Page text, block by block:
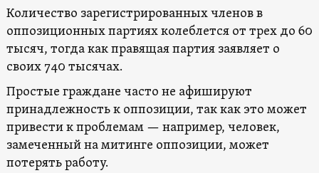
Количество зарегистрированных членов в
оппозиционных партиях колеблется от трех до 60
тысяч, тогда как правящая партия заявляет о
своих 740 тысячах.
Простые граждане часто не афишируют
принадлежность к оппозиции, так как это может
привести к проблемам — например, человек,
замеченный на митинге оппозиции, может
потерять работу.